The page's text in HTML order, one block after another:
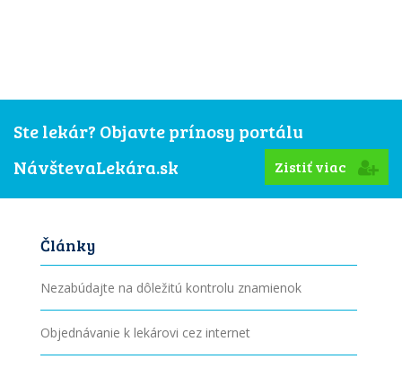
Ste lekár? Objavte prínosy portálu
NávštevaLekára.sk
Zistiť viac
Články
Nezabúdajte na dôležitú kontrolu znamienok
Objednávanie k lekárovi cez internet